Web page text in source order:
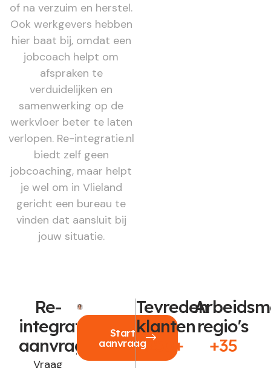
of na verzuim en herstel.
Ook werkgevers hebben
hier baat bij, omdat een
jobcoach helpt om
afspraken te
verduidelijken en
samenwerking op de
werkvloer beter te laten
verlopen. Re-integratie.nl
biedt zelf geen
jobcoaching, maar helpt
je wel om in Vlieland
gericht een bureau te
vinden dat aansluit bij
jouw situatie.
Re-
integratie
aanvragen?
Vraag
Start
aanvraag
Tevreden
klanten
250+
regio's
+35